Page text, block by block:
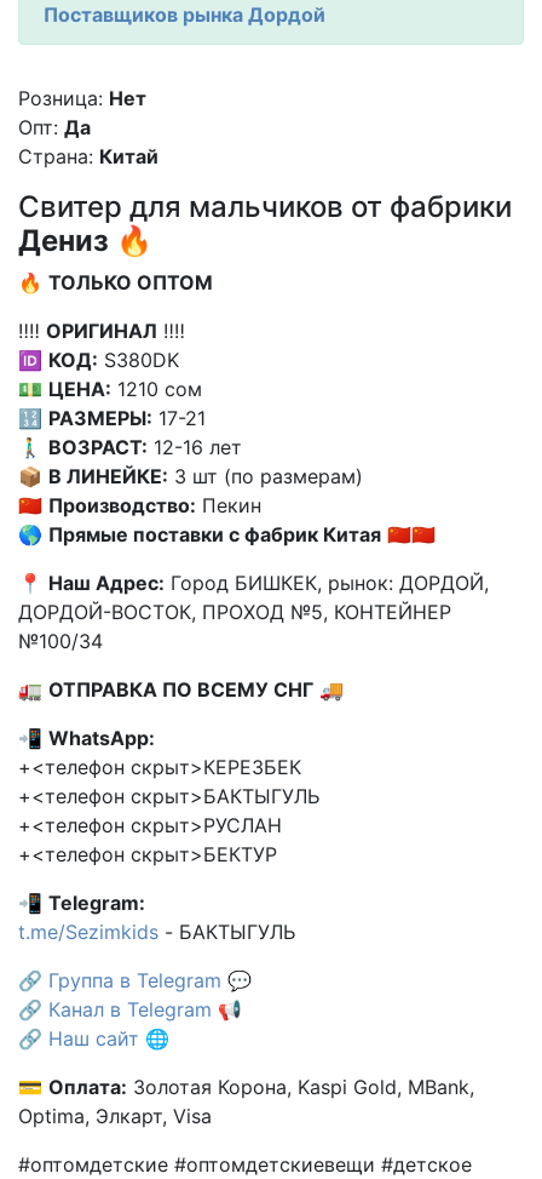
Поставщиков рынка Дордой
Розница: Нет
Опт: Да
Страна: Китай
Свитер для мальчиков от фабрики
Дениз 🔥
🔥 ТОЛЬКО ОПТОМ
‼️‼️ ОРИГИНАЛ ‼️‼️
🆔 КОД: S380DK
💵 ЦЕНА: 1210 сом
🔢 РАЗМЕРЫ: 17-21
🚶‍♂️ ВОЗРАСТ: 12-16 лет
📦 В ЛИНЕЙКЕ: 3 шт (по размерам)
🇨🇳 Производство: Пекин
🌎 Прямые поставки с фабрик Китая 🇨🇳🇨🇳
📍 Наш Адрес: Город БИШКЕК, рынок: ДОРДОЙ,
ДОРДОЙ-ВОСТОК, ПРОХОД №5, КОНТЕЙНЕР
№100/34
🚛 ОТПРАВКА ПО ВСЕМУ СНГ 🚚
📲 WhatsApp:
+<телефон скрыт>КЕРЕЗБЕК
+<телефон скрыт>БАКТЫГУЛЬ
+<телефон скрыт>РУСЛАН
+<телефон скрыт>БЕКТУР
📲 Telegram:
t.me/Sezimkids - БАКТЫГУЛЬ
🔗 Группа в Telegram 💬
🔗 Канал в Telegram 📢
🔗 Наш сайт 🌐
💳 Оплата: Золотая Корона, Kaspi Gold, MBank,
Optima, Элкарт, Visa
#оптомдетские #оптомдетскиевещи #детское